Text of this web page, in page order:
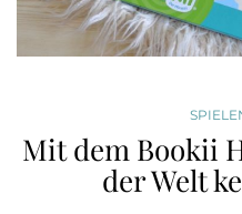
Mit dem Bookii
der Welt